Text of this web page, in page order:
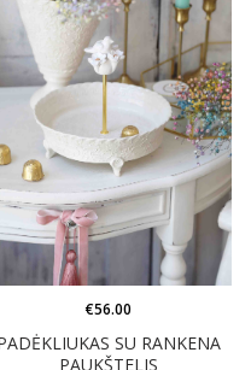
SU RANKENA
PAUKŠTELIS
€56.00